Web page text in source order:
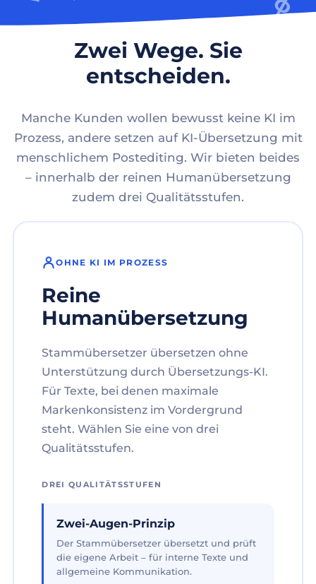
Zwei Wege. Sie
entscheiden.
Manche Kunden wollen bewusst keine KI im
Prozess, andere setzen auf KI-Übersetzung mit
menschlichem Postediting. Wir bieten beides
– innerhalb der reinen Humanübersetzung
zudem drei Qualitätsstufen.
OHNE KI IM PROZESS
Reine
Humanübersetzung
Stammübersetzer übersetzen ohne
Unterstützung durch Übersetzungs-KI.
Für Texte, bei denen maximale
Markenkonsistenz im Vordergrund
steht. Wählen Sie eine von drei
Qualitätsstufen.
DREI QUALITÄTSSTUFEN
Zwei-Augen-Prinzip
Der Stammübersetzer übersetzt und prüft
die eigene Arbeit – für interne Texte und
allgemeine Kommunikation.